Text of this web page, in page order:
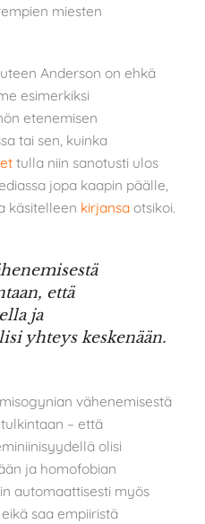
miesten
Anderson on ehkä
esimerkiksi
etenemisen
tai sen, kuinka
tulla niin sanotusti ulos
jopa kaapin päälle,
käsitelleen kirjansa otsikoi.
että
ja
yhteys keskenään.
vähenemisestä
– että
olisi
ja homofobian
automaattisesti myös
saa empiiristä